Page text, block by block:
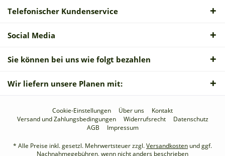
Telefonischer Kundenservice
Social Media
Sie können bei uns wie folgt bezahlen
Wir liefern unsere Planen mit:
Cookie-Einstellungen Über uns
Kontakt
Versand und Zahlungsbedingungen
Widerrufsrecht
Datenschutz
AGB
Impressum
* Alle Preise inkl. gesetzl. Mehrwertsteuer zzgl.Versandkosten und ggf.
Nachnahmegebühren, wenn nicht anders beschrieben